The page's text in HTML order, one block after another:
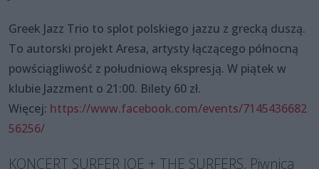
Greek Jazz Trio to splot polskiego jazzu z grecką duszą.
To autorski projekt Aresa, artysty łączącego północną
powściągliwość z południową ekspresją. W piątek w
klubie Jazzment o 21:00. Bilety 60 zł.
Więcej: https://www.facebook.com/events/7145436682
56256/
KONCERT SURFER JOE + THE SURFERS, Piwnica